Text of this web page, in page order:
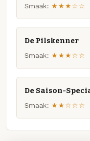
Smaak: ★★★☆☆
De Pilskenner
Smaak: ★★★☆☆
De Saison-
Smaak: ★★☆☆☆